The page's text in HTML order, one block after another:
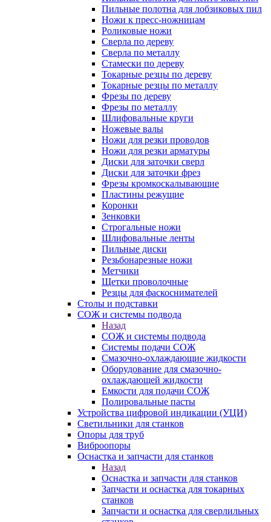
Пильные полотна для лобзиковых пил
Ножи к пресс-ножницам
Роликовые ножи
Сверла по дереву
Сверла по металлу
Стамески по дереву
Токарные резцы по дереву
Токарные резцы по металлу
Фрезы по дереву
Фрезы по металлу
Шлифовальные круги
Ножевые валы
Ножи для резки проводов
Ножи для резки арматуры
Диски для заточки сверл
Диски для заточки фрез
Фрезы кромкоскалывающие
Пластины режущие
Коронки
Зенковки
Строгальные ножи
Шлифовальные ленты
Пильные диски
Резьбонарезные ножи
Метчики
Щетки проволочные
Резцы для фаскоснимателей
Столы и подставки
СОЖ и системы подвода
Назад
СОЖ и системы подвода
Системы подачи СОЖ
Смазочно-охлаждающие жидкости
Оборудование для смазочно-
охлаждающей жидкости
Емкости для подачи СОЖ
Полировальные пасты
Устройства цифровой индикации (УЦИ)
Светильники для станков
Опоры для труб
Виброопоры
Оснастка и запчасти для станков
Назад
Оснастка и запчасти для станков
Запчасти и оснастка для токарных
станков
Запчасти и оснастка для сверлильных